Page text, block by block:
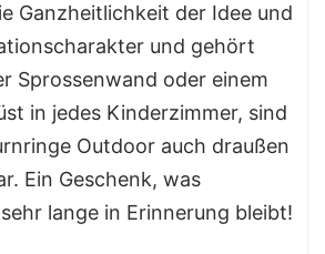
Ganzheitlichkeit der Idee und
und gehört
Sprossenwand oder einem
in jedes Kinderzimmer, sind
Outdoor auch draußen
Ein Geschenk, was
lange in Erinnerung bleibt!